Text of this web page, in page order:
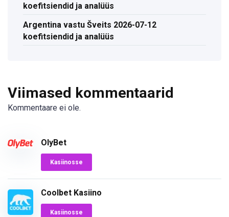
koefitsiendid ja analüüs
Argentina vastu Šveits 2026-07-12
koefitsiendid ja analüüs
Viimased kommentaarid
Kommentaare ei ole.
OlyBet
Kasiinosse
Coolbet Kasiino
Kasiinosse